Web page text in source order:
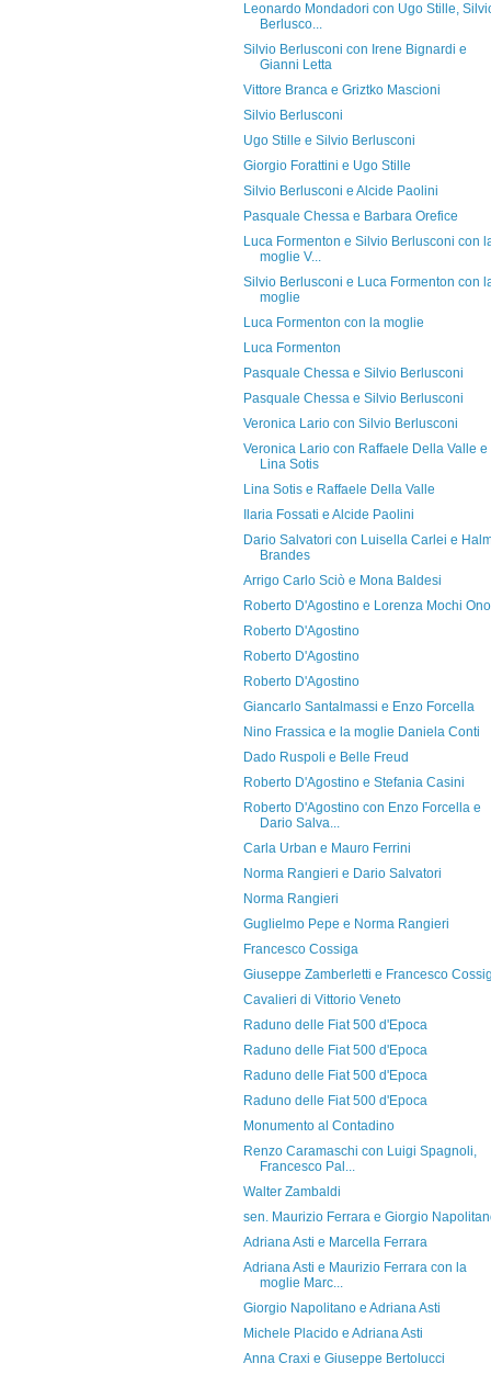
Leonardo Mondadori con Ugo Stille,
Berlusco...
Silvio Berlusconi con Irene Bignardi e
Gianni Letta
Vittore Branca e Griztko Mascioni
Silvio Berlusconi
Ugo Stille e Silvio Berlusconi
Giorgio Forattini e Ugo Stille
Silvio Berlusconi e Alcide Paolini
Pasquale Chessa e Barbara Orefice
Luca Formenton e Silvio Berlusconi con
moglie V...
Silvio Berlusconi e Luca Formenton con
moglie
Luca Formenton con la moglie
Luca Formenton
Pasquale Chessa e Silvio Berlusconi
Pasquale Chessa e Silvio Berlusconi
Veronica Lario con Silvio Berlusconi
Veronica Lario con Raffaele Della Valle e
Lina Sotis
Lina Sotis e Raffaele Della Valle
Ilaria Fossati e Alcide Paolini
Dario Salvatori con Luisella Carlei e
Brandes
Arrigo Carlo Sciò e Mona Baldesi
Roberto D'Agostino e Lorenza Mochi
Roberto D'Agostino
Roberto D'Agostino
Roberto D'Agostino
Giancarlo Santalmassi e Enzo Forcella
Nino Frassica e la moglie Daniela Conti
Dado Ruspoli e Belle Freud
Roberto D'Agostino e Stefania Casini
Roberto D'Agostino con Enzo Forcella e
Dario Salva...
Carla Urban e Mauro Ferrini
Norma Rangieri e Dario Salvatori
Norma Rangieri
Guglielmo Pepe e Norma Rangieri
Francesco Cossiga
Giuseppe Zamberletti e Francesco
Cavalieri di Vittorio Veneto
Raduno delle Fiat 500 d'Epoca
Raduno delle Fiat 500 d'Epoca
Raduno delle Fiat 500 d'Epoca
Raduno delle Fiat 500 d'Epoca
Monumento al Contadino
Renzo Caramaschi con Luigi Spagnoli,
Francesco Pal...
Walter Zambaldi
sen. Maurizio Ferrara e Giorgio
Adriana Asti e Marcella Ferrara
Adriana Asti e Maurizio Ferrara con la
moglie Marc...
Giorgio Napolitano e Adriana Asti
Michele Placido e Adriana Asti
Anna Craxi e Giuseppe Bertolucci